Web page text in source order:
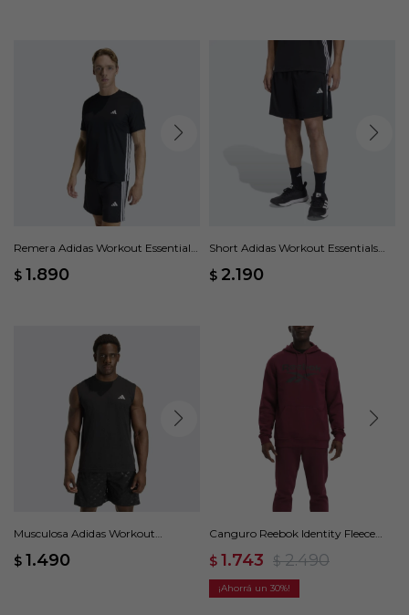
Remera Adidas Workout Essentials
$ 1.890
Short Adidas Workout Essentials
$ 2.190
Musculosa Adidas Workout
$ 1.490
Canguro Reebok Identity Fleece
$ 1.743 $ 2.490
30